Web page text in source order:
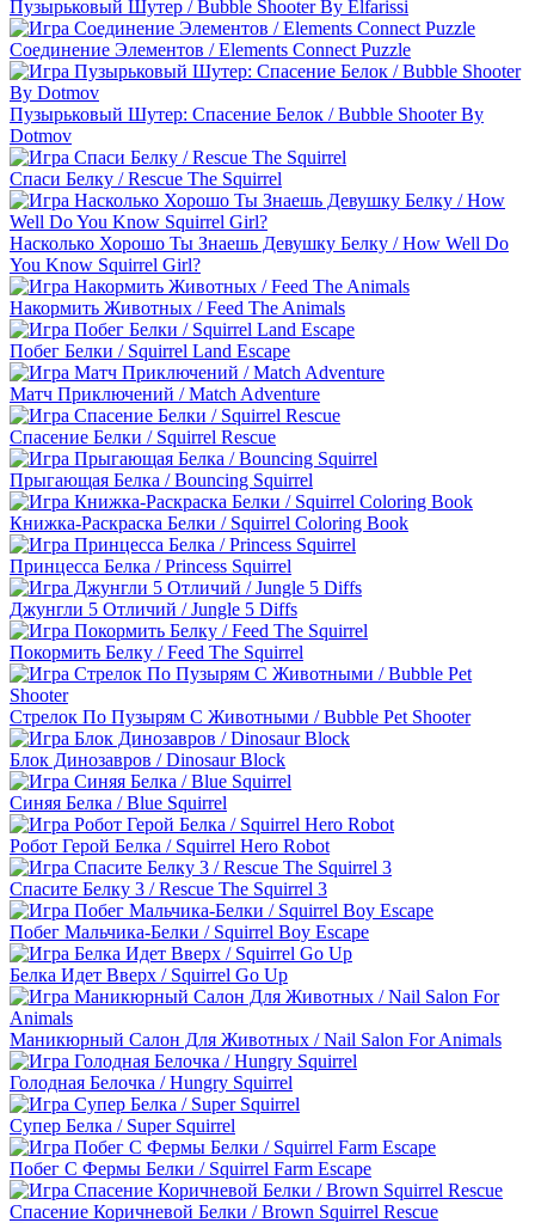
Пузырьковый Шутер / Bubble Shooter By Elfarissi
Соединение Элементов / Elements Connect Puzzle
Пузырьковый Шутер: Спасение Белок / Bubble Shooter By
Dotmov
Спаси Белку / Rescue The Squirrel
Насколько Хорошо Ты Знаешь Девушку Белку / How Well Do
You Know Squirrel Girl?
Накормить Животных / Feed The Animals
Побег Белки / Squirrel Land Escape
Матч Приключений / Match Adventure
Спасение Белки / Squirrel Rescue
Прыгающая Белка / Bouncing Squirrel
Книжка-Раскраска Белки / Squirrel Coloring Book
Принцесса Белка / Princess Squirrel
Джунгли 5 Отличий / Jungle 5 Diffs
Покормить Белку / Feed The Squirrel
Стрелок По Пузырям С Животными / Bubble Pet Shooter
Блок Динозавров / Dinosaur Block
Синяя Белка / Blue Squirrel
Робот Герой Белка / Squirrel Hero Robot
Спасите Белку 3 / Rescue The Squirrel 3
Побег Мальчика-Белки / Squirrel Boy Escape
Белка Идет Вверх / Squirrel Go Up
Маникюрный Салон Для Животных / Nail Salon For Animals
Голодная Белочка / Hungry Squirrel
Супер Белка / Super Squirrel
Побег С Фермы Белки / Squirrel Farm Escape
Спасение Коричневой Белки / Brown Squirrel Rescue